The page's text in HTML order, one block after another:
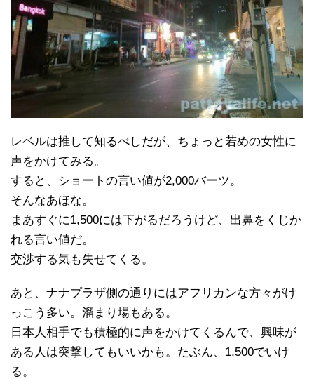
レベルは推して知るべしだが、ちょっと若めの女性に
声をかけてみる。
すると、ショートの言い値が2,000バーツ。
そんなあほな。
まあすぐに1,500には下がるだろうけど、出鼻をくじか
れる言い値だ。
交渉する気も失せてくる。
あと、ナナプラザ側の通りにはアフリカンな方々がけ
っこう多い。溜まり場もある。
日本人相手でも積極的に声をかけてくるんで、興味が
ある人は突撃してもいいかも。たぶん、1,500でいけ
る。